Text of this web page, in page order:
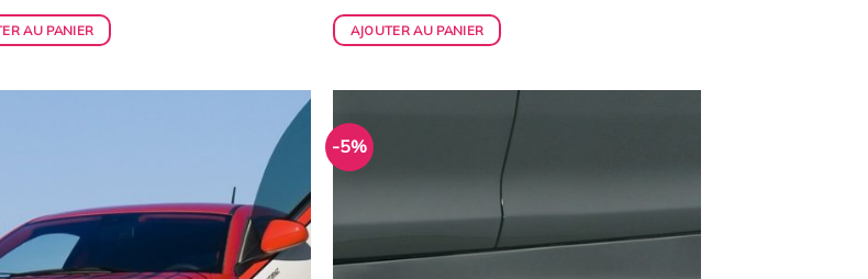
AU PANIER AJOUTER AU PANIER
Ajouter
à la
wishlist
-5%